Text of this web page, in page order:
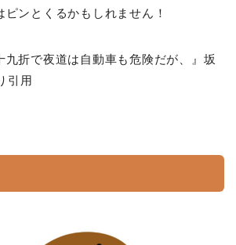
ンとくるかもしれません！
九折で夜道は自動車も危険だが、』坂
引用